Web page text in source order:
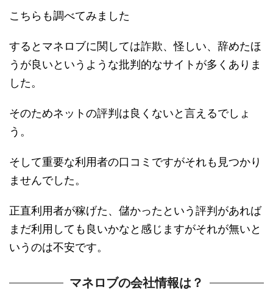
こちらも調べてみました
するとマネロブに関しては詐欺、怪しい、辞めたほ
うが良いというような批判的なサイトが多くありま
した。
そのためネットの評判は良くないと言えるでしょ
う。
そして重要な利用者の口コミですがそれも見つかり
ませんでした。
正直利用者が稼げた、儲かったという評判があれば
まだ利用しても良いかなと感じますがそれが無いと
いうのは不安です。
マネロブの会社情報は？